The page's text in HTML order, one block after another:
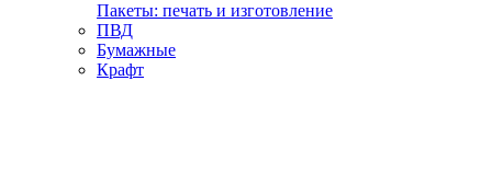
Пакеты: печать и изготовление
ПВД
Бумажные
Крафт